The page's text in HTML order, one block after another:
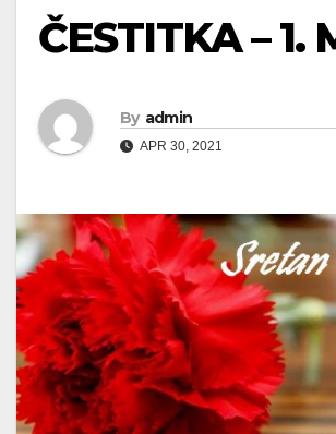
ČESTITKA – 1.
By admin
APR 30, 2021